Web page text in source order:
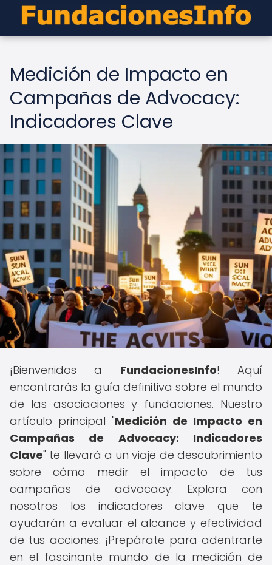
Medición de Impacto en
Campañas de Advocacy:
Indicadores Clave
¡Bienvenidos a FundacionesInfo! Aquí
encontrarás la guía definitiva sobre el mundo
de las asociaciones y fundaciones. Nuestro
artículo principal "Medición de Impacto en
Campañas de Advocacy: Indicadores
Clave" te llevará a un viaje de descubrimiento
sobre cómo medir el impacto de tus
campañas de advocacy. Explora con
nosotros los indicadores clave que te
ayudarán a evaluar el alcance y efectividad
de tus acciones. ¡Prepárate para adentrarte
en el fascinante mundo de la medición de